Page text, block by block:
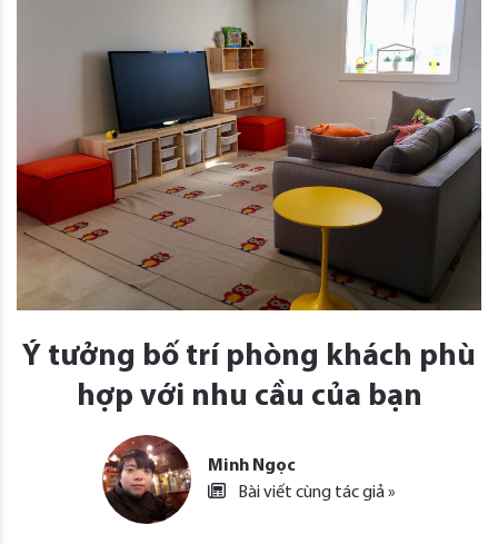
Ý tưởng bố trí phòng khách phù
hợp với nhu cầu của bạn
Minh Ngọc
Bài viết cùng tác giả »